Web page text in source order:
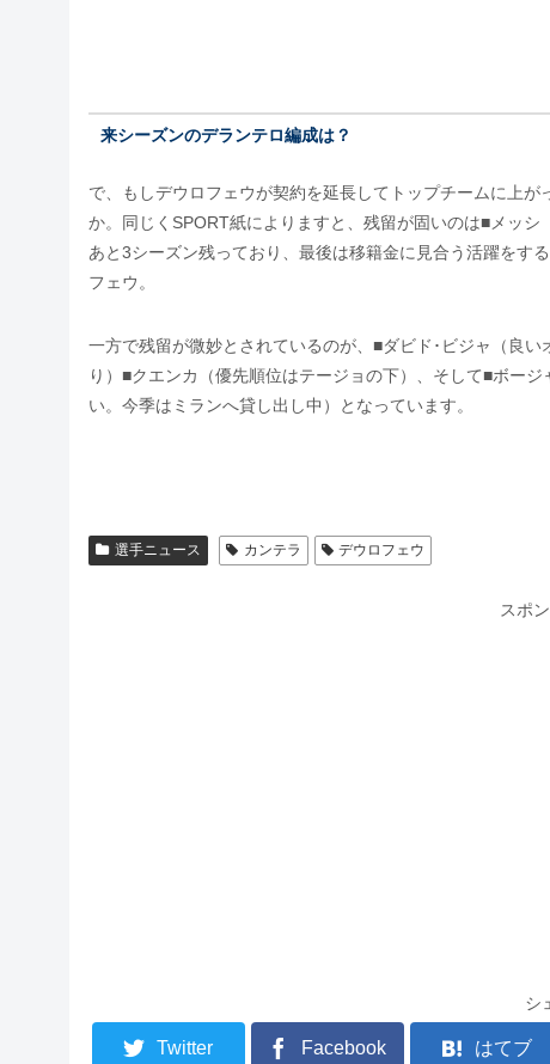
来シーズンのデランテロ編成は？
で、もしデウロフェウが契約を延長してトップチームに上
か。同じくSPORT紙によりますと、残留が固いのは■メッ
あと3シーズン残っており、最後は移籍金に見合う活躍をす
フェウ。
一方で残留が微妙とされているのが、■ダビド･ビジャ（良
り）■クエンカ（優先順位はテージョの下）、そして■ボー
い。今季はミランへ貸し出し中）となっています。
選手ニュース カンテラ デウロフェウ
スポ
シ
Twitter Facebook はてブ